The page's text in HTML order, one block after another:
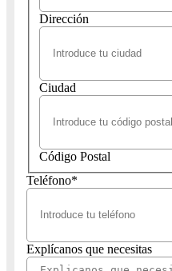
Dirección
Ciudad
Código Postal
Teléfono*
Explícanos que necesitas